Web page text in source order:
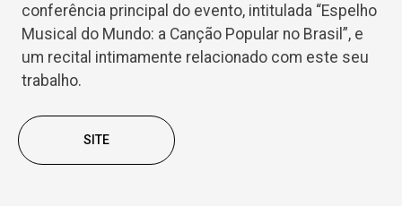
conferência principal do evento, intitulada “Espelho
Musical do Mundo: a Canção Popular no Brasil”, e
um recital intimamente relacionado com este seu
trabalho.
SITE